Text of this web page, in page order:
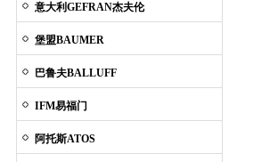
意大利GEFRAN杰夫伦
堡盟BAUMER
巴鲁夫BALLUFF
IFM易福门
阿托斯ATOS